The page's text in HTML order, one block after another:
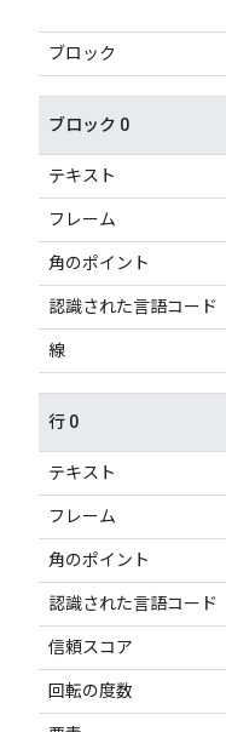
ブロック
ブロック 0
テキスト
フレーム
角のポイント
認識された言語コード
線
行 0
テキスト
フレーム
角のポイント
認識された言語コード
信頼スコア
回転の度数